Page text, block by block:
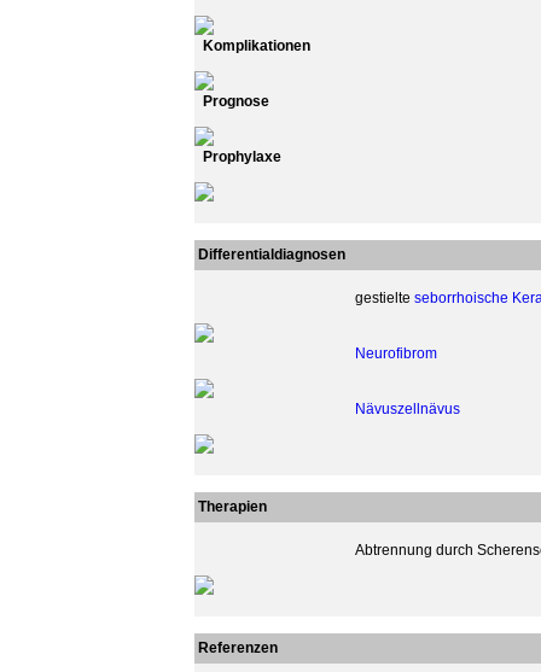
Komplikationen
Prognose
Prophylaxe
Differentialdiagnosen
gestielte seborrhoische
Neurofibrom
Nävuszellnävus
Therapien
Abtrennung durch
Referenzen